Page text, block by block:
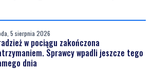
5 sierpnia 2026
w pociągu zakończona
Sprawcy wpadli jeszcze tego
dnia